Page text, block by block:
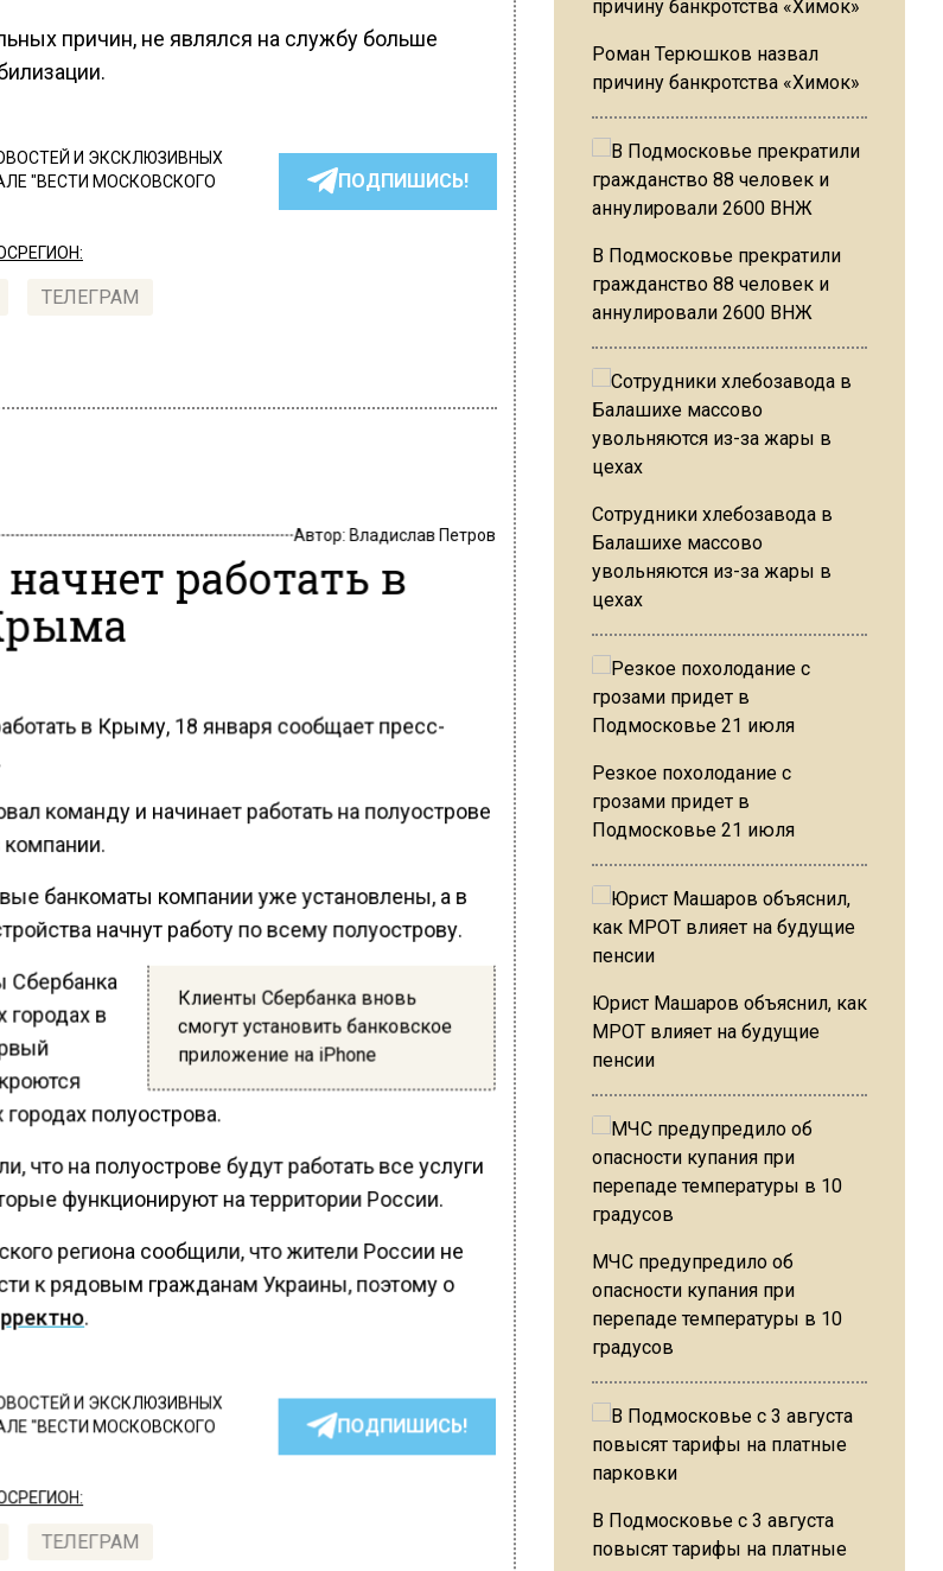
причин, не являлся на службу больше
И ЭКСКЛЮЗИВНЫХ
"ВЕСТИ МОСКОВСКОГО
ПОДПИШИСЬ!
ТЕЛЕГРАМ
Автор:Владислав Петров
работать в
в Крыму, 18 января сообщает пресс-
команду и начинает работать на полуострове
банкоматы компании уже установлены, а в
начнут работу по всему полуострову.
Клиенты Сбербанка вновь
смогут установить банковское
приложение на iPhone
Сбербанка
городах в
полуострова.
что на полуострове будут работать все услуги
функционируют на территории России.
региона сообщили, что жители России не
к рядовым гражданам Украины, поэтому о
.
И ЭКСКЛЮЗИВНЫХ
"ВЕСТИ МОСКОВСКОГО
ПОДПИШИСЬ!
ТЕЛЕГРАМ
Роман Терюшков назвал
причину банкротства «Химок»
В Подмосковье прекратили
гражданство 88 человек и
аннулировали 2600 ВНЖ
Сотрудники хлебозавода в
Балашихе массово
увольняются из-за жары в
цехах
Резкое похолодание с
грозами придет в
Подмосковье 21 июля
Юрист Машаров объяснил, как
МРОТ влияет на будущие
пенсии
МЧС предупредило об
опасности купания при
перепаде температуры в 10
градусов
В Подмосковье с 3 августа
повысят тарифы на платные